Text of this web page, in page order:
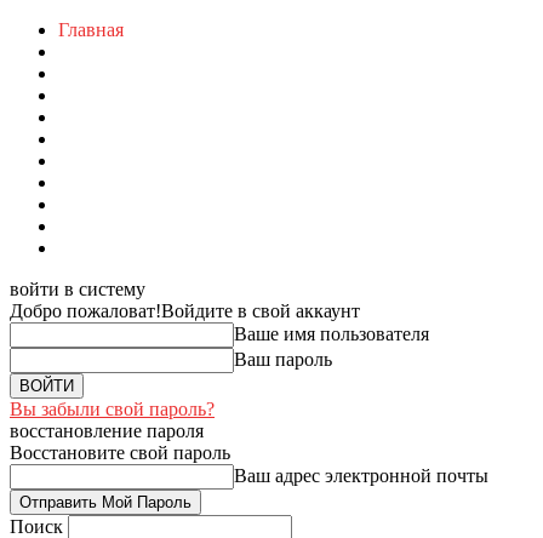
Главная
войти в систему
Добро пожаловат!Войдите в свой аккаунт
Ваше имя пользователя
Ваш пароль
Вы забыли свой пароль?
восстановление пароля
Восстановите свой пароль
Ваш адрес электронной почты
Поиск